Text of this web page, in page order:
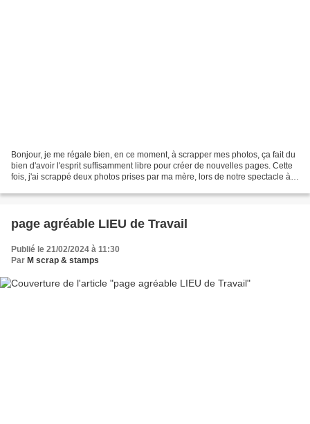
Bonjour, je me régale bien, en ce moment, à scrapper mes photos, ça fait du
bien d'avoir l'esprit suffisamment libre pour créer de nouvelles pages. Cette
fois, j'ai scrappé deux photos prises par ma mère, lors de notre spectacle à
page agréable LIEU de Travail
Publié le 21/02/2024 à 11:30
Par M scrap & stamps